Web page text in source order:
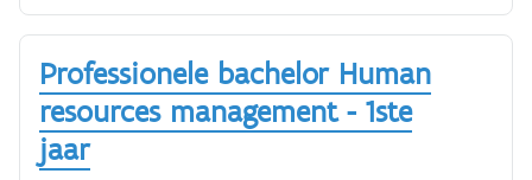
workshop kom je te weten of dit werk iets voor
jou is.Je ontdekt wat een job op een
personeelsdienst inhoudt en naar welke profielen
werkgevers zoeken. We bekijken samen met jou of
je klaar bent voor een job in personeelszaken,
welke vaardigheden je nog mist, hoe je je kan
Professionele bachelor Human
resources management - 1ste
jaar